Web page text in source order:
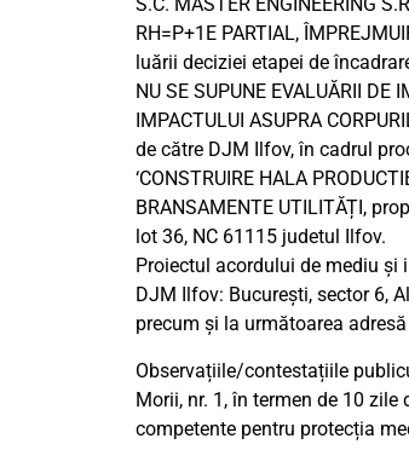
S.C. MASTER ENGINEERING
RH=P+1E PARTIAL,
luării deciziei etapei de
NU SE SUPUNE EVALUĂRII DE
IMPACTULUI ASUPRA
de către DJM Ilfov, în cadrul
‘CONSTRUIRE HALA
BRANSAMENTE UTILITĂȚI,
lot 36, NC 61115 judetul Ilfov.
Proiectul acordului de mediu și
DJM Ilfov: Bucureşti, sector 6,
precum și la următoarea
Observațiile/contestațiile
Morii, nr. 1, în termen de 10
competente pentru protecția